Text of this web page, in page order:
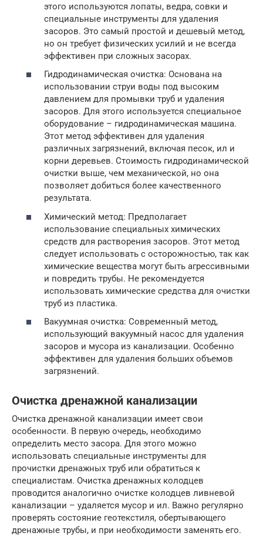
этого используются лопаты, ведра, совки и
специальные инструменты для удаления
засоров. Это самый простой и дешевый метод,
но он требует физических усилий и не всегда
эффективен при сложных засорах.
Гидродинамическая очистка: Основана на
использовании струи воды под высоким
давлением для промывки труб и удаления
засоров. Для этого используется специальное
оборудование – гидродинамическая машина.
Этот метод эффективен для удаления
различных загрязнений, включая песок, ил и
корни деревьев. Стоимость гидродинамической
очистки выше, чем механической, но она
позволяет добиться более качественного
результата.
Химический метод: Предполагает
использование специальных химических
средств для растворения засоров. Этот метод
следует использовать с осторожностью, так как
химические вещества могут быть агрессивными
и повредить трубы. Не рекомендуется
использовать химические средства для очистки
труб из пластика.
Вакуумная очистка: Современный метод,
использующий вакуумный насос для удаления
засоров и мусора из канализации. Особенно
эффективен для удаления больших объемов
загрязнений.
Очистка дренажной канализации
Очистка дренажной канализации имеет свои
особенности. В первую очередь, необходимо
определить место засора. Для этого можно
использовать специальные инструменты для
прочистки дренажных труб или обратиться к
специалистам. Очистка дренажных колодцев
проводится аналогично очистке колодцев ливневой
канализации – удаляется мусор и ил. Важно регулярно
проверять состояние геотекстиля, обертывающего
дренажные трубы, и при необходимости заменять его.